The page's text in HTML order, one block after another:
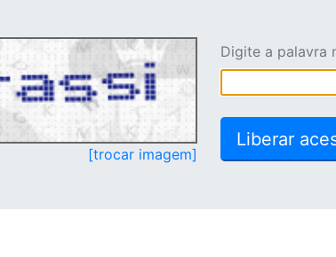
[trocar imagem]
Digite a palavra